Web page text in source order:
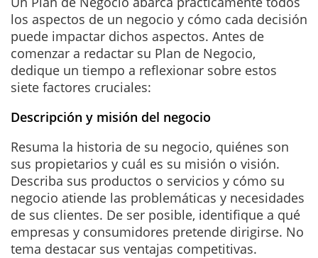
los aspectos de un negocio y cómo cada decisión
puede impactar dichos aspectos. Antes de
comenzar a redactar su Plan de Negocio,
dedique un tiempo a reflexionar sobre estos
siete factores cruciales:
Descripción y misión del negocio
Resuma la historia de su negocio, quiénes son
sus propietarios y cuál es su misión o visión.
Describa sus productos o servicios y cómo su
negocio atiende las problemáticas y necesidades
de sus clientes. De ser posible, identifique a qué
empresas y consumidores pretende dirigirse. No
tema destacar sus ventajas competitivas.